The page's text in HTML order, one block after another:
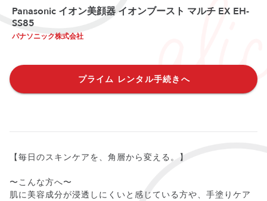
Panasonic イオン美顔器 イオンブースト マルチ EX EH-
SS85
パナソニック株式会社
プライム レンタル手続きへ
【毎日のスキンケアを、角層から変える。】
〜こんな方へ〜
肌に美容成分が浸透しにくいと感じている方や、手塗りケア